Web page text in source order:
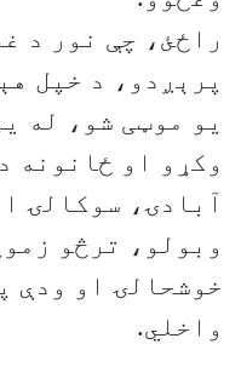
راځئ، چې نور د
پرېږدو، د خپل
یو موټی شو، له
وکړو او ځانونه
آبادۍ، سوکالۍ
وبولو، ترڅو
خوشحالۍ او ودې
واخلي.